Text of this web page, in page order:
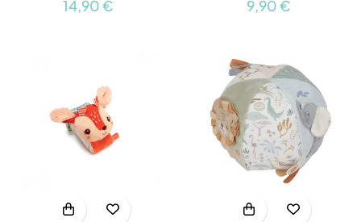
14,90 € 9,90 €